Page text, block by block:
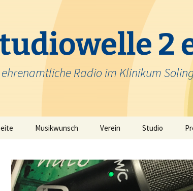
2
ehrenamtliche Radio im Klinikum
Musikwunsch Verein
Krankenhausfunk
Studio